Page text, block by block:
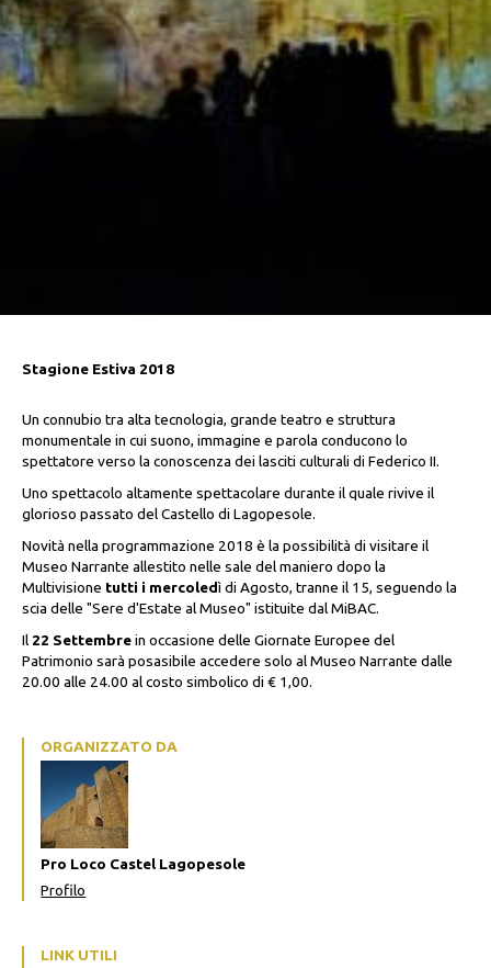
Stagione Estiva 2018
Un connubio tra alta tecnologia, grande teatro e struttura
monumentale in cui suono, immagine e parola conducono lo
spettatore verso la conoscenza dei lasciti culturali di Federico II.
Uno spettacolo altamente spettacolare durante il quale rivive il
glorioso passato del Castello di Lagopesole.
Novità nella programmazione 2018 è la possibilità di visitare il
Museo Narrante allestito nelle sale del maniero dopo la
Multivisione tutti i mercoledì di Agosto, tranne il 15, seguendo la
scia delle "Sere d'Estate al Museo" istituite dal MiBAC.
Il 22 Settembrein occasione delle Giornate Europee del
Patrimonio sarà posasibile accedere solo al Museo Narrante dalle
20.00 alle 24.00 al costo simbolico di € 1,00.
ORGANIZZATO DA
Pro Loco Castel Lagopesole
Profilo
LINK UTILI